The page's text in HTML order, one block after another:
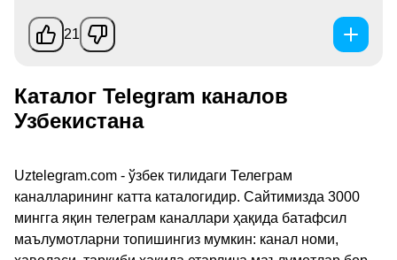
21
Каталог Telegram каналов
Узбекистана
Uztelegram.com - ўзбек тилидаги Телеграм
каналларининг катта каталогидир. Сайтимизда 3000
мингга яқин телеграм каналлари ҳақида батафсил
маълумотларни топишингиз мумкин: канал номи,